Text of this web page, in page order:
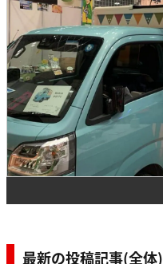
最新の投稿記事(全体)